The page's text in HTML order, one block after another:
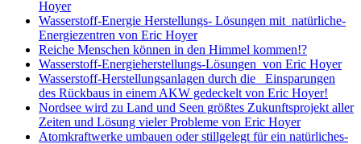
Hoyer
Wasserstoff-Energie Herstellungs- Lösungen mit natürliche-
Energiezentren von Eric Hoyer
Reiche Menschen können in den Himmel kommen!?
Wasserstoff-Energieherstellungs-Lösungen von Eric Hoyer
Wasserstoff-Herstellungsanlagen durch die Einsparungen
des Rückbaus in einem AKW gedeckelt von Eric Hoyer!
Nordsee wird zu Land und Seen größtes Zukunftsprojekt aller
Zeiten und Lösung vieler Probleme von Eric Hoyer
Atomkraftwerke umbauen oder stillgelegt für ein natürliches-